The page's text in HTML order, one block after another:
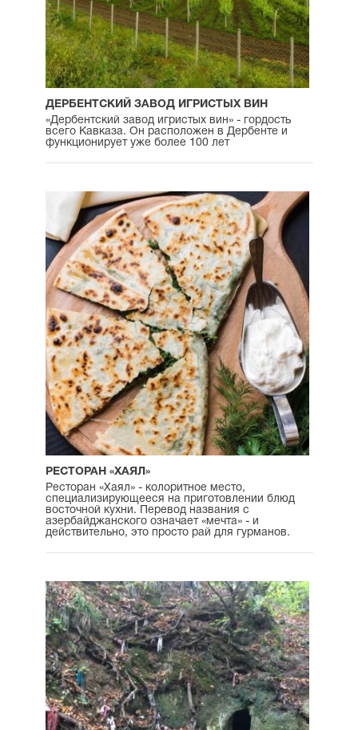
ДЕРБЕНТСКИЙ ЗАВОД ИГРИСТЫХ ВИН
«Дербентский завод игристых вин» - гордость
всего Кавказа. Он расположен в Дербенте и
функционирует уже более 100 лет
РЕСТОРАН «ХАЯЛ»
Ресторан «Хаял» - колоритное место,
специализирующееся на приготовлении блюд
восточной кухни. Перевод названия с
азербайджанского означает «мечта» - и
действительно, это просто рай для гурманов.